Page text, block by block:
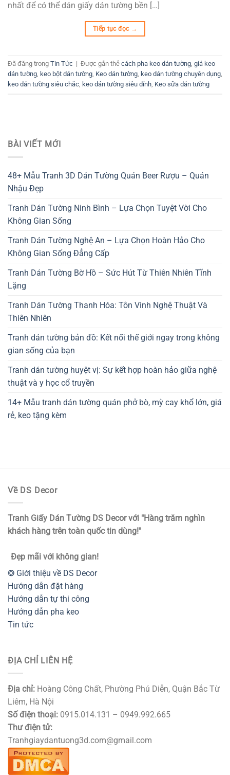
nhất để có thể dán giấy dán tường bền […]
Tiếp tục đọc →
Đã đăng trong Tin Tức | Được gắn thẻ cách pha keo dán tường, giá keo
dán tường, keo bột dán tường, Keo dán tường, keo dán tường chuyên dụng,
keo dán tường siêu chắc, keo dán tường siêu dính, Keo sữa dán tường
BÀI VIẾT MỚI
48+ Mẫu Tranh 3D Dán Tường Quán Beer Rượu – Quán
Nhậu Đẹp
Tranh Dán Tường Ninh Bình – Lựa Chọn Tuyệt Vời Cho
Không Gian Sống
Tranh Dán Tường Nghệ An – Lựa Chọn Hoàn Hảo Cho
Không Gian Sống Đẳng Cấp
Tranh Dán Tường Bờ Hồ – Sức Hút Từ Thiên Nhiên Tĩnh
Lặng
Tranh Dán Tường Thanh Hóa: Tôn Vinh Nghệ Thuật Và
Thiên Nhiên
Tranh dán tường bản đồ: Kết nối thế giới ngay trong không
gian sống của bạn
Tranh dán tường huyệt vị: Sự kết hợp hoàn hảo giữa nghệ
thuật và y học cổ truyền
14+ Mẫu tranh dán tường quán phở bò, mỳ cay khổ lớn, giá
rẻ, keo tặng kèm
Về DS Decor
Tranh Giấy Dán Tường DS Decor với "Hàng trăm nghìn
khách hàng trên toàn quốc tin dùng!"
Đẹp mãi với không gian!
❂ Giới thiệu về DS Decor
Hướng dẫn đặt hàng
Hướng dẫn tự thi công
Hướng dẫn pha keo
Tin tức
ĐỊA CHỈ LIÊN HỆ
Địa chỉ: Hoàng Công Chất, Phường Phú Diễn, Quận Bắc Từ
Liêm, Hà Nội
Số điện thoại: 0915.014.131 – 0949.992.665
Thư điện tử:
Tranhgiaydantuong3d.com@gmail.com